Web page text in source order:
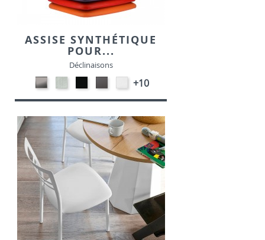
ASSISE SYNTHÉTIQUE
POUR...
Déclinaisons
CARBON
LOOK-
SIMILI
ALU-
SIMILI
NOIR-
SIMILI
GRIS-
SIMILI
EKOS
BLANC-
SIMILI
+10